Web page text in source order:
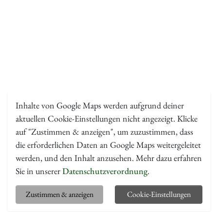
Inhalte von Google Maps werden aufgrund deiner
aktuellen Cookie-Einstellungen nicht angezeigt. Klicke
auf "Zustimmen & anzeigen", um zuzustimmen, dass
die erforderlichen Daten an Google Maps weitergeleitet
werden, und den Inhalt anzusehen. Mehr dazu erfahren
Sie in unsererDatenschutzverordnung.
Zustimmen & anzeigen Cookie-Einstellungen